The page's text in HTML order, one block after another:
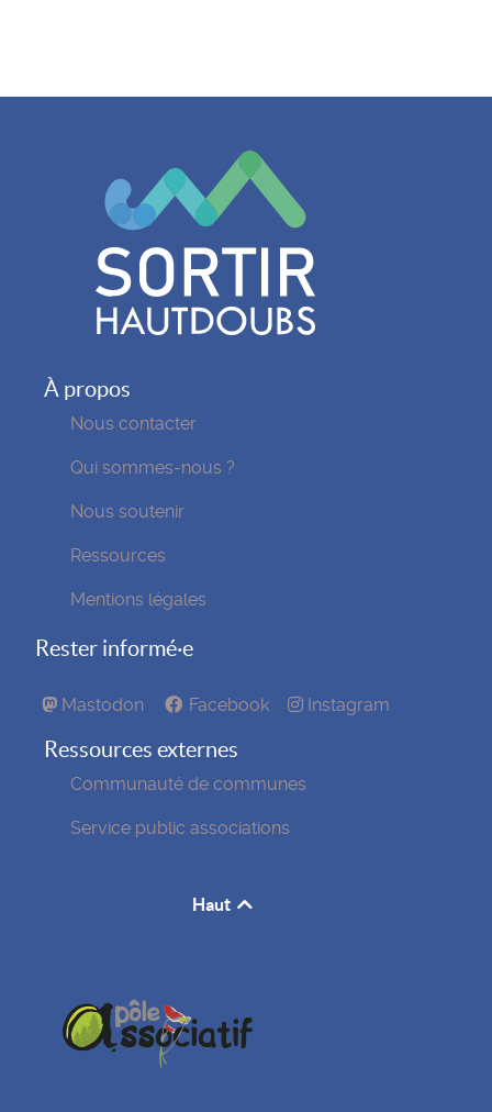
À propos
Nous contacter
Qui sommes-nous ?
Nous soutenir
Ressources
Mentions légales
Rester informé·e
Mastodon Facebook Instagram
Ressources externes
Communauté de communes
Service public associations
Haut